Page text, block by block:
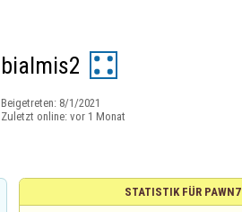
bialmis2
Beigetreten: 8/1/2021
Zuletzt online: vor 1 Monat
STATISTIK FÜR PAWN7